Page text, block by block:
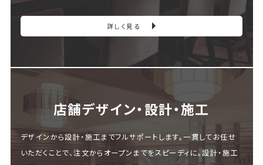
詳しく見る
店舗デザイン・設計・施⼯
デザインから設計・施工までフルサポートします。一貫してお任せ
いただくことで、注文からオープンまでをスピーディに。設計・施工